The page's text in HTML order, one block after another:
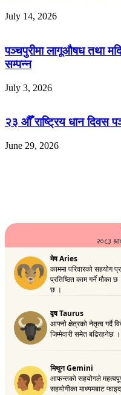
July 14, 2026
पञ्चपुरीमा लागूऔषध तथा
सम्पन्न
July 3, 2026
२३ औँ राष्ट्रिय धान दिवस
June 29, 2026